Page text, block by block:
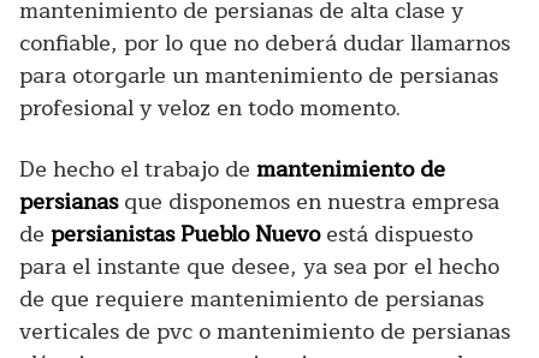
mantenimiento de persianas de alta clase y
confiable, por lo que no deberá dudar llamarnos
para otorgarle un mantenimiento de persianas
profesional y veloz en todo momento.
De hecho el trabajo de mantenimiento de
persianasque disponemos en nuestra empresa
de persianistas Pueblo Nuevoestá dispuesto
para el instante que desee, ya sea por el hecho
de que requiere mantenimiento de persianas
verticales de pvc o mantenimiento de persianas